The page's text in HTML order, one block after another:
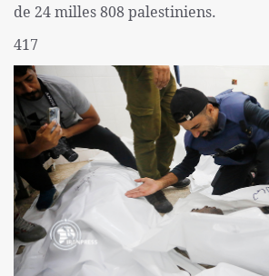
de 24 milles 808 palestiniens.
417